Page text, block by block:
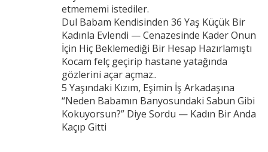
etmememi istediler.
Dul Babam Kendisinden 36 Yaş Küçük Bir
Kadınla Evlendi — Cenazesinde Kader Onun
İçin Hiç Beklemediği Bir Hesap Hazırlamıştı
Kocam felç geçirip hastane yatağında
gözlerini açar açmaz..
5 Yaşındaki Kızım, Eşimin İş Arkadaşına
“Neden Babamın Banyosundaki Sabun Gibi
Kokuyorsun?” Diye Sordu — Kadın Bir Anda
Kaçıp Gitti